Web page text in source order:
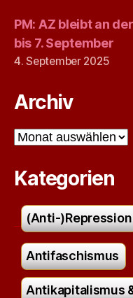
PM: AZ bleibt an
bis 7. September
4. September 2025
Archiv
Archiv
Kategorien
(Anti-)Repression
Antifaschismus
Antikapitalismus